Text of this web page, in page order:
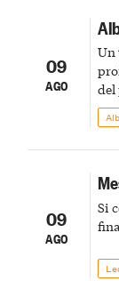
09
AGO
Un
del
09
AGO
Si